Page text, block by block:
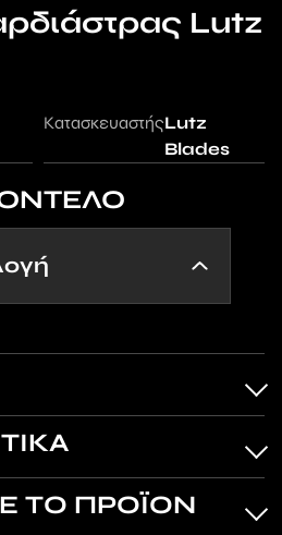
Lutz
ΚατασκευαστήςLutz
Blades
ΤΟ ΠΡΟΪΟΝ